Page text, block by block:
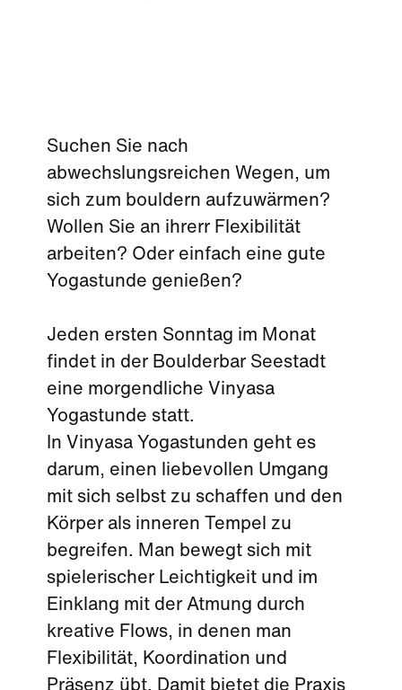
Suchen Sie nach
abwechslungsreichen Wegen, um
sich zum bouldern aufzuwärmen?
Wollen Sie an ihrerr Flexibilität
arbeiten? Oder einfach eine gute
Yogastunde genießen?
Jeden ersten Sonntag im Monat
findet in der Boulderbar Seestadt
eine morgendliche Vinyasa
Yogastunde statt.
In Vinyasa Yogastunden geht es
darum, einen liebevollen Umgang
mit sich selbst zu schaffen und den
Körper als inneren Tempel zu
begreifen. Man bewegt sich mit
spielerischer Leichtigkeit und im
Einklang mit der Atmung durch
kreative Flows, in denen man
Flexibilität, Koordination und
Präsenz übt. Damit bietet die Praxis